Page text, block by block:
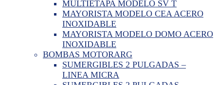
MULTIETAPA MODELO SV T
MAYORISTA MODELO CEA ACERO
INOXIDABLE
MAYORISTA MODELO DOMO ACERO
INOXIDABLE
BOMBAS MOTORARG
SUMERGIBLES 2 PULGADAS –
LINEA MICRA